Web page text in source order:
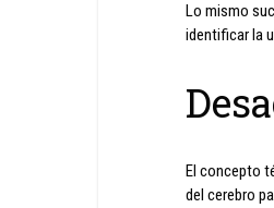
Lo mismo
identificar la
El concepto
del cerebro